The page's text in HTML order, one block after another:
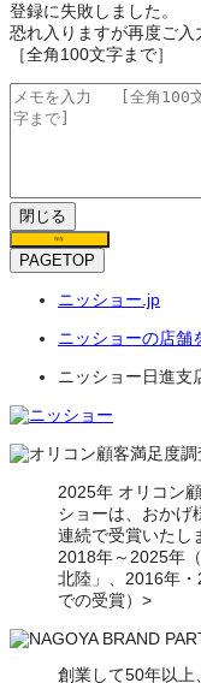
登録に失敗しました。
恐れ入りますが再度ご入
［全角100文字まで］
閉じる
保存
PAGETOP
ニッショー.jp
ニッショーの店舗
ニッショー日進支
2025年 オリコン
ショーは、おかげ
連続で受賞いたし
2018年～2025年
北陸」、2016年・
での受賞）>
創業して50年以上